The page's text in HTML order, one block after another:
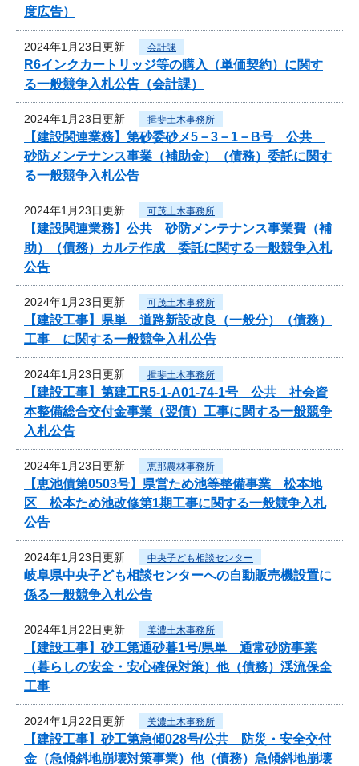
度広告）
2024年1月23日更新 会計課
R6インクカートリッジ等の購入（単価契約）に関す
る一般競争入札公告（会計課）
2024年1月23日更新 揖斐土木事務所
【建設関連業務】第砂委砂メ5－3－1－B号 公共
砂防メンテナンス事業（補助金）（債務）委託に関す
る一般競争入札公告
2024年1月23日更新 可茂土木事務所
【建設関連業務】公共 砂防メンテナンス事業費（補
助）（債務）カルテ作成 委託に関する一般競争入札
公告
2024年1月23日更新 可茂土木事務所
【建設工事】県単 道路新設改良（一般分）（債務）
工事 に関する一般競争入札公告
2024年1月23日更新 揖斐土木事務所
【建設工事】第建工R5-1-A01-74-1号 公共 社会資
本整備総合交付金事業（翌債）工事に関する一般競争
入札公告
2024年1月23日更新 恵那農林事務所
【恵池債第0503号】県営ため池等整備事業 松本地
区 松本ため池改修第1期工事に関する一般競争入札
公告
2024年1月23日更新 中央子ども相談センター
岐阜県中央子ども相談センターへの自動販売機設置に
係る一般競争入札公告
2024年1月22日更新 美濃土木事務所
【建設工事】砂工第通砂暮1号/県単 通常砂防事業
（暮らしの安全・安心確保対策）他（債務）渓流保全
工事
2024年1月22日更新 美濃土木事務所
【建設工事】砂工第急傾028号/公共 防災・安全交付
金（急傾斜地崩壊対策事業）他（債務）急傾斜地崩壊